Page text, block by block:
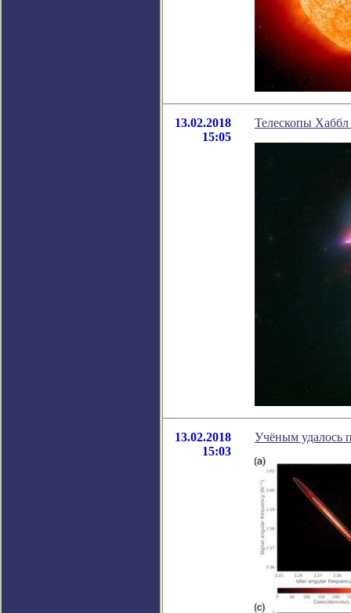
13.02.2018
15:05
Телескопы
13.02.2018
15:03
Учёным удалось